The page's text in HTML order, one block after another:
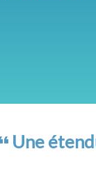
Une